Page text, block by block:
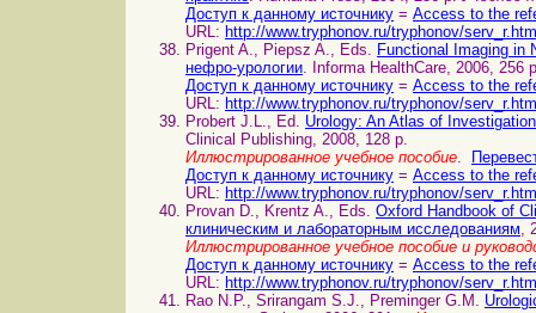
Доступ к данному источнику = Access to the
URL: http://www.tryphonov.ru/tryphonov/
Prigent A., Piepsz A., Eds. Functional Imaging in
нефро-урологии. Informa HealthCare, 2006, 256
Доступ к данному источнику = Access to the
URL: http://www.tryphonov.ru/tryphonov/
Probert J.L., Ed. Urology: An Atlas of
Clinical Publishing, 2008, 128 p.
Иллюстрированное учебное пособие.
Доступ к данному источнику = Access to the
URL: http://www.tryphonov.ru/tryphonov/
Provan D., Krentz A., Eds. Oxford Handbook of
клиническим и лабораторным исследованиям,
Иллюстрированное учебное пособие и
Доступ к данному источнику = Access to the
URL: http://www.tryphonov.ru/tryphonov/
Rao N.P., Srirangam S.J., Preminger G.M.